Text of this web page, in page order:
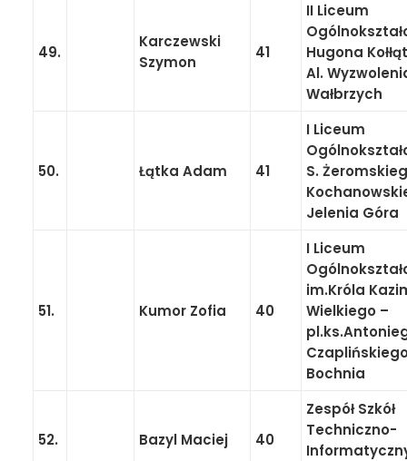
49.
Karczewski
Szymon
41
II Liceum
Hugona
Al.
Wałbrzych
50. Łątka Adam 41
I Liceum
S.
Jelenia Góra
51. Kumor Zofia 40
I Liceum
im.Króla
Wielkiego –
Bochnia
52. Bazyl Maciej 40
Zespół Szkół
Techniczno-